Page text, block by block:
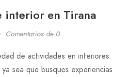
interior en Tirana
Comentarios de 0
de actividades en interiores
sea que busques experiencias